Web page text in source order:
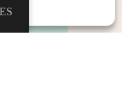
ES